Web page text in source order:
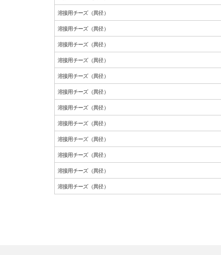
溶接用チーズ（異径）
溶接用チーズ（異径）
溶接用チーズ（異径）
溶接用チーズ（異径）
溶接用チーズ（異径）
溶接用チーズ（異径）
溶接用チーズ（異径）
溶接用チーズ（異径）
溶接用チーズ（異径）
溶接用チーズ（異径）
溶接用チーズ（異径）
溶接用チーズ（異径）